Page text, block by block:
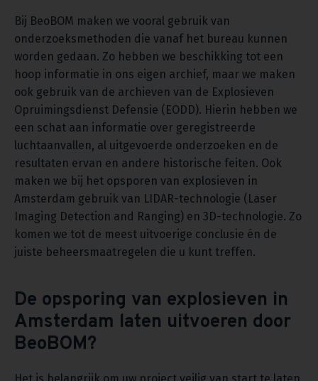
Bij BeoBOM maken we vooral gebruik van
onderzoeksmethoden die vanaf het bureau kunnen
worden gedaan. Zo hebben we beschikking tot een
hoop informatie in ons eigen archief, maar we maken
ook gebruik van de archieven van de Explosieven
Opruimingsdienst Defensie (EODD). Hierin hebben we
een schat aan informatie over geregistreerde
luchtaanvallen, al uitgevoerde onderzoeken en de
resultaten ervan en andere historische feiten. Ook
maken we bij het opsporen van explosieven in
Amsterdam gebruik van LIDAR-technologie (Laser
Imaging Detection and Ranging) en 3D-technologie. Zo
komen we tot de meest uitvoerige conclusie én de
juiste beheersmaatregelen die u kunt treffen.
De opsporing van explosieven in
Amsterdam laten uitvoeren door
BeoBOM?